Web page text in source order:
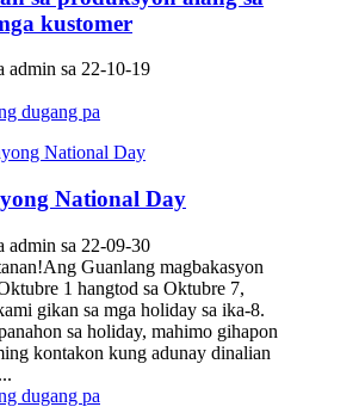
kustomer
admin sa 22-10-19
dugang pa
National Day
admin sa 22-09-30
Guanlang magbakasyon
1 hangtod sa Oktubre 7,
gikan sa mga holiday sa ika-8.
sa holiday, mahimo gihapon
kontakon kung adunay dinalian
dugang pa